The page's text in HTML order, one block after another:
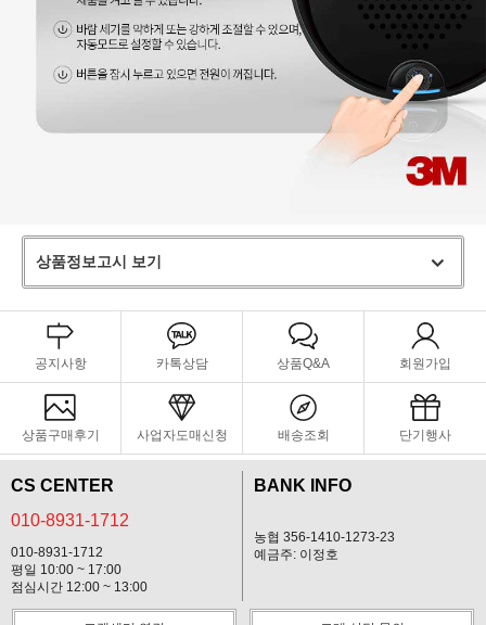
상품정보고시 보기
공지사항 카톡상담 상품Q&A 회원가입
상품구매후기 사업자도매신청 배송조회 단기행사
CS CENTER
010-8931-1712
010-8931-1712
평일 10:00 ~ 17:00
점심시간 12:00 ~ 13:00
BANK INFO
농협 356-1410-1273-23
예금주: 이정호